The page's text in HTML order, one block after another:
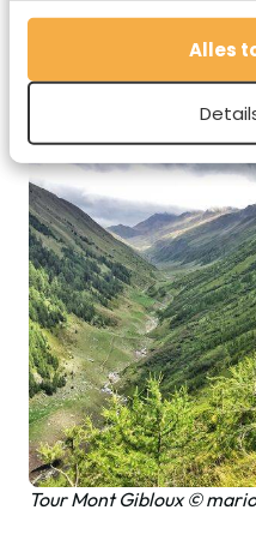
Alles
een route van 60
je daar zeker een hele dag
Tour Mont Gibloux ©